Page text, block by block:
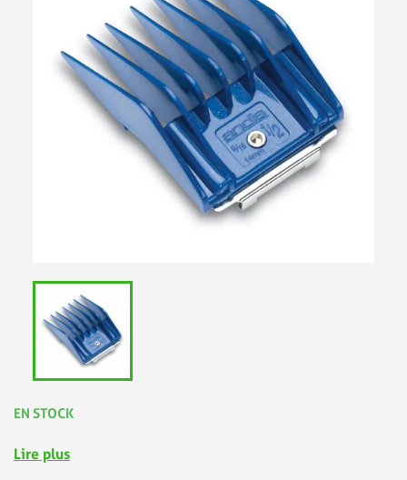
EN STOCK
Lire plus